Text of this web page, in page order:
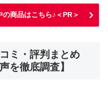
商品はこちら♪＜PR＞
ミ・評判まとめ
を徹底調査】